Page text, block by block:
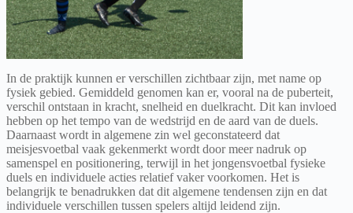
In de praktijk kunnen er verschillen zichtbaar zijn, met name op
fysiek gebied. Gemiddeld genomen kan er, vooral na de puberteit,
verschil ontstaan in kracht, snelheid en duelkracht. Dit kan invloed
hebben op het tempo van de wedstrijd en de aard van de duels.
Daarnaast wordt in algemene zin wel geconstateerd dat
meisjesvoetbal vaak gekenmerkt wordt door meer nadruk op
samenspel en positionering, terwijl in het jongensvoetbal fysieke
duels en individuele acties relatief vaker voorkomen. Het is
belangrijk te benadrukken dat dit algemene tendensen zijn en dat
individuele verschillen tussen spelers altijd leidend zijn.